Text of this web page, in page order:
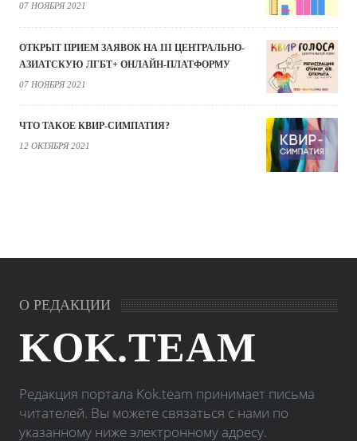
07 НОЯБРЯ 2021
ОТКРЫТ ПРИЕМ ЗАЯВОК НА III ЦЕНТРАЛЬНО-
АЗИАТСКУЮ ЛГБТ+ ОНЛАЙН-ПЛАТФОРМУ
07 НОЯБРЯ 2021
ЧТО ТАКОЕ КВИР-СИМПАТИЯ?
12 ОКТЯБРЯ 2021
О РЕДАКЦИИ
KOK.TEAM
Редакция портала Kok.team принимает письма
читателей. Вы можете связаться с нами по
указанному ниже электронному адресу.